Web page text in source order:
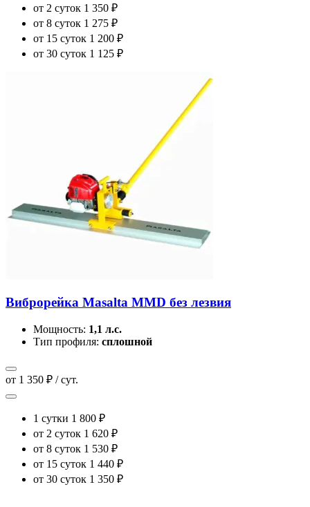
от 2 суток 1 350 ₽
от 8 суток 1 275 ₽
от 15 суток 1 200 ₽
от 30 суток 1 125 ₽
Виброрейка Masalta MMD без лезвия
Мощность: 1,1 л.с.
Тип профиля: сплошной
от 1 350 ₽ / сут.
1 сутки 1 800 ₽
от 2 суток 1 620 ₽
от 8 суток 1 530 ₽
от 15 суток 1 440 ₽
от 30 суток 1 350 ₽